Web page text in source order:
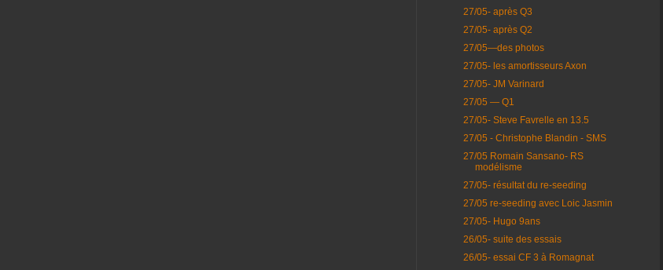
27/05- après Q3
27/05- après Q2
27/05—des photos
27/05- les amortisseurs Axon
27/05- JM Varinard
27/05 — Q1
27/05- Steve Favrelle en 13.5
27/05 - Christophe Blandin - SMS
27/05 Romain Sansano- RS
modélisme
27/05- résultat du re-seeding
27/05 re-seeding avec Loic Jasmin
27/05- Hugo 9ans
26/05- suite des essais
26/05- essai CF 3 à Romagnat